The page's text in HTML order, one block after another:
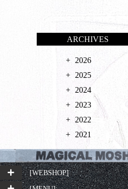
ARCHIVES
2026
2025
2024
2023
2022
2021
[WEBSHOP]